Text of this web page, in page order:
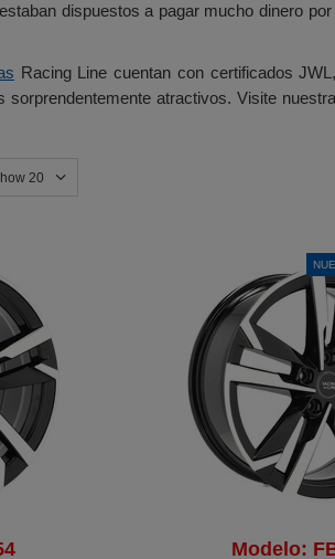
dispuestos a pagar mucho dinero
Racing Line cuentan con certificados
sorprendentemente atractivos. Visite
20
Modelo: